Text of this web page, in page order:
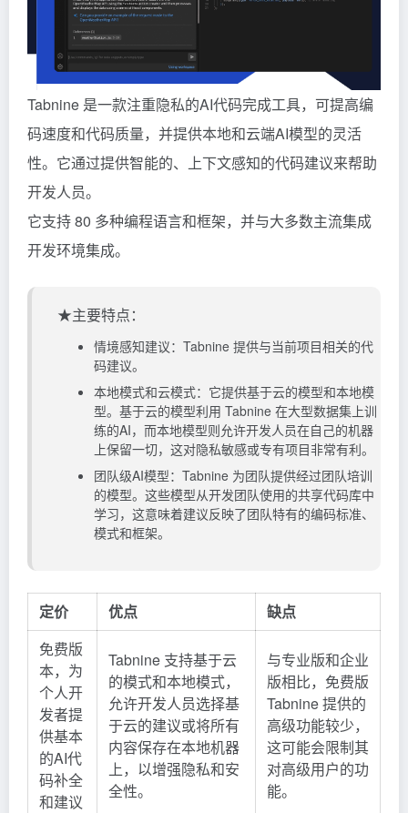
Tabnine 是一款注重隐私的AI代码完成工具，可提高编
码速度和代码质量，并提供本地和云端AI模型的灵活
性。它通过提供智能的、上下文感知的代码建议来帮助
开发人员。
它支持 80 多种编程语言和框架，并与大多数主流集成
开发环境集成。
★主要特点：
情境感知建议：Tabnine 提供与当前项目相关的代
码建议。
本地模式和云模式：它提供基于云的模型和本地模
型。基于云的模型利用 Tabnine 在大型数据集上训
练的AI，而本地模型则允许开发人员在自己的机器
上保留一切，这对隐私敏感或专有项目非常有利。
团队级AI模型：Tabnine 为团队提供经过团队培训
的模型。这些模型从开发团队使用的共享代码库中
学习，这意味着建议反映了团队特有的编码标准、
模式和框架。
定价 优点
缺点
免费版
本，为
个人开
发者提
供基本
的AI代
码补全
和建议
Tabnine 支持基于云
的模式和本地模式，
允许开发人员选择基
于云的建议或将所有
内容保存在本地机器
上，以增强隐私和安
全性。
与专业版和企业
版相比，免费版
Tabnine 提供的
高级功能较少，
这可能会限制其
对高级用户的功
能。